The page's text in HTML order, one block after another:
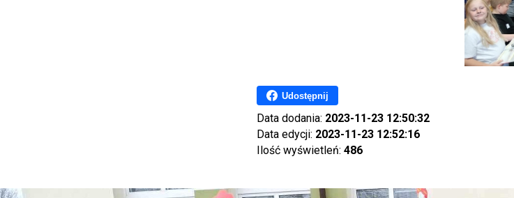
Udostępnij
Data dodania: 2023-11-23 12:50:32
Data edycji: 2023-11-23 12:52:16
Ilość wyświetleń: 486